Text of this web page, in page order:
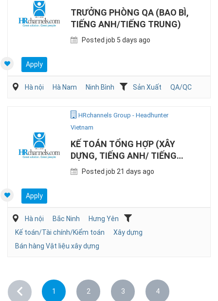
TRƯỞNG PHÒNG QA (BAO BÌ,
TIẾNG ANH/TIẾNG TRUNG)
Posted job 5 days ago
Apply
Hà nội Hà Nam Ninh Bình Sản Xuất QA/QC
HRchannels Group - Headhunter
Vietnam
KẾ TOÁN TỔNG HỢP (XÂY
DỰNG, TIẾNG ANH/ TIẾNG
TRUNG)
Posted job 21 days ago
Apply
Hà nội Bắc Ninh
Hưng Yên
Kế toán/Tài chính/Kiểm toán
Xây dựng
Bán hàng Vật liệu xây dựng
1 2 3 4